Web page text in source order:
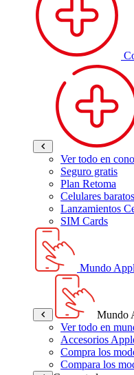
Ver todo en
Seguro gratis
Plan Retoma
Celulares baratos
Lanzamientos
SIM Cards
Mundo
Mundo
Ver todo en
Accesorios
Compra los
Compara los